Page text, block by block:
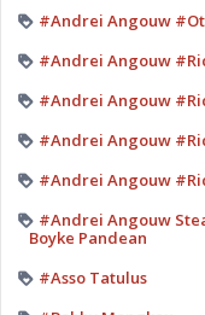
#Andrei Angouw
#Andrei Angouw
#Andrei Angouw
#Andrei Angouw
#Andrei Angouw
#Andrei Angouw
Boyke Pandean
#Asso Tatulus